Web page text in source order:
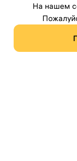
На нашем